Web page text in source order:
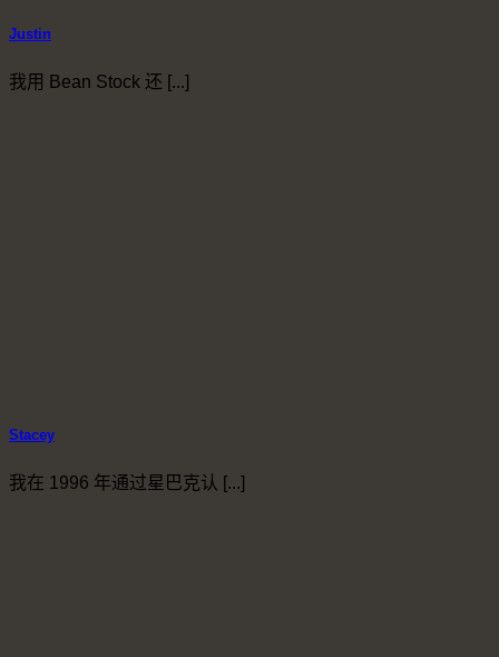
Justin
我用 Bean Stock 还 [...]
Stacey
我在 1996 年通过星巴克认 [...]